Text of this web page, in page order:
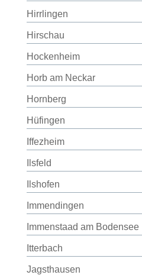
Hirrlingen
Hirschau
Hockenheim
Horb am Neckar
Hornberg
Hüfingen
Iffezheim
Ilsfeld
Ilshofen
Immendingen
Immenstaad am Bodensee
Itterbach
Jagsthausen